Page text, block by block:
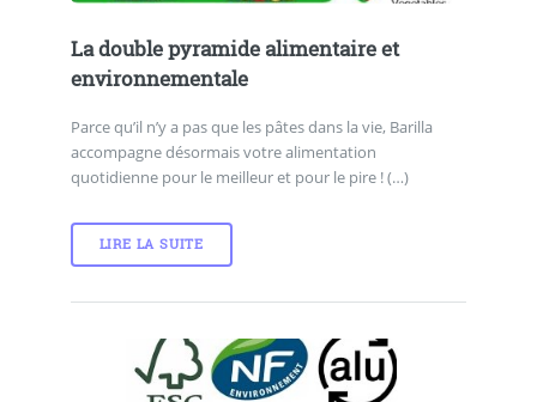
La double pyramide alimentaire et
environnementale
Parce qu’il n’y a pas que les pâtes dans la vie, Barilla
accompagne désormais votre alimentation
quotidienne pour le meilleur et pour le pire ! (…)
LIRE LA SUITE